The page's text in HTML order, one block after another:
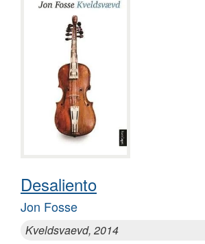
Desaliento
Jon Fosse
Kveldsvaevd, 2014